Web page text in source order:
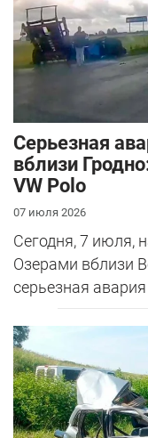
Серьезная
вблизи
VW Polo
07 июля 2026
Сегодня, 7 июля,
Озерами вблизи
серьезная